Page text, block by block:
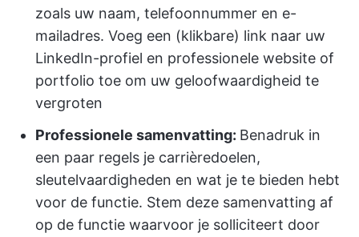
zoals uw naam, telefoonnummer en e-
mailadres. Voeg een (klikbare) link naar uw
LinkedIn-profiel en professionele website of
portfolio toe om uw geloofwaardigheid te
vergroten
Professionele samenvatting: Benadruk in
een paar regels je carrièredoelen,
sleutelvaardigheden en wat je te bieden hebt
voor de functie. Stem deze samenvatting af
op de functie waarvoor je solliciteert door